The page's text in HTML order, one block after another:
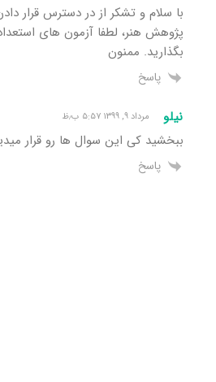
با سلام و تشکر از در دسترس قرار
بگذارید. ممنون
پاسخ
نیلو مرداد ۹, ۱۳۹۹ ۵:۵۷ ب٫ظ
ببخشید کی این سوال ها رو قرار
پاسخ